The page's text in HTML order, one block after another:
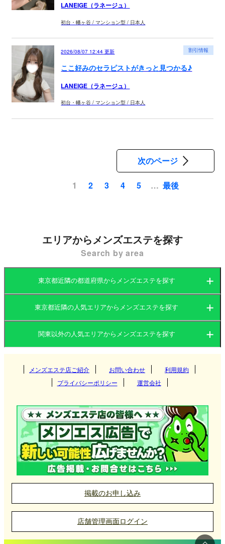
LANEIGE（ラネージュ）
初台・幡ヶ谷 / マンション型 / 日本人
割引情報
2026/08/07 12:44 更新
ここ好みのセラピストがきっと見つかる♪
LANEIGE（ラネージュ）
初台・幡ヶ谷 / マンション型 / 日本人
1 2 3 4 5 …
次のページ
最後
エリアからメンズエステを探す
Search by area
東京都近隣の都道府県からメンズエステを探す
茨城県 群馬県
栃木県 東京都
神奈川県 千葉県
東京都近隣の人気エリアからメンズエステを探す
つくば
守谷
神栖
取手
土浦
群馬県
伊勢崎
太田
前橋
館林
宇都宮
那須塩原
小山
東京都
新宿
吉祥寺
府中
町田
神奈川県
横浜
川崎
千葉県
千葉
松戸
埼玉県
関東以外の人気エリアからメンズエステを探す
関西
兵庫県 滋賀県
奈良県 和歌山県
愛知県 岐阜県
三重県 静岡県
北海道・東北
北海道 岩手県
秋田県 青森県
福島県
九州・沖縄
福岡県 大分県
熊本県 鹿児島県
中国
岡山県 広島県
山口県 鳥取県
北陸・甲信越
四国
メンズエステ店ご紹介 お問い合わせ
利用規約
プライバシーポリシー
運営会社
掲載のお申し込み
店舗管理画面ログイン